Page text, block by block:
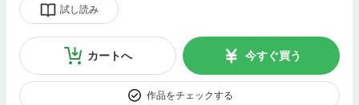
試し読み
カートへ 今すぐ買う
作品をチェックする